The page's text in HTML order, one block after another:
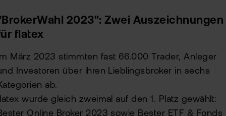
2023": Zwei Auszeichnungen
flatex
März 2023 stimmten fast 66.000 Trader, Anleger
Investoren über ihren Lieblingsbroker in sechs
ab.
wurde gleich zweimal auf den 1. Platz gewählt:
Online Broker 2023 sowie Bester ETF & Fonds